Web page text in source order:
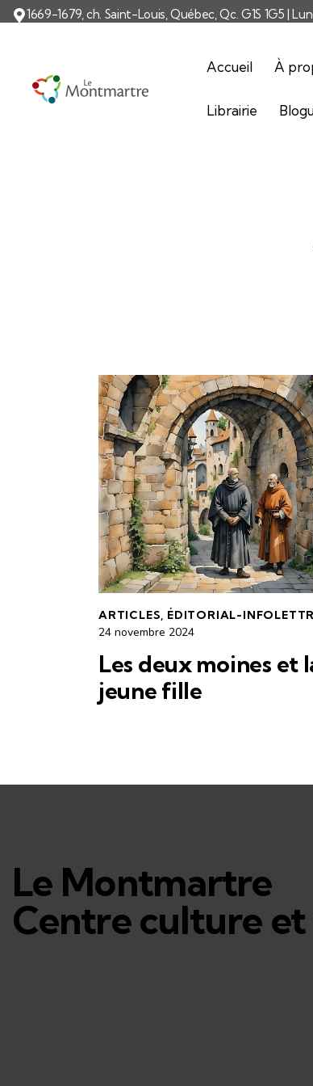
1669-1679, ch. Saint-Louis, Québec, Qc. G1S 1G5 |
Accueil À
Librairie
ARTICLES, ÉDITORIAL-
24 novembre 2024
Les deux moines et
jeune fille
Le Montmartre
Centre culture